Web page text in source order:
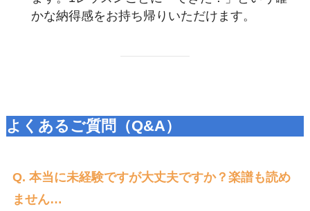
かな納得感をお持ち帰りいただけます。
よくあるご質問（Q&A）
Q. 本当に未経験ですが大丈夫ですか？楽譜も読め
ません…